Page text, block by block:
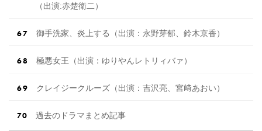
（出 演 :赤楚衛二）
御手洗家、炎上する（出演：永野芽郁、鈴木京香）
極悪女王（出演：ゆりやんレトリィバァ）
クレイジークルーズ（出演：吉沢亮、宮﨑あおい）
過去のドラマまとめ記事